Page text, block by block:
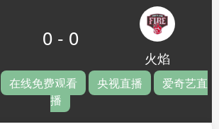
0 - 0
火焰
在线免费观看 央视直播
爱奇艺直
播